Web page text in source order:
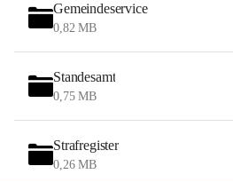
Gemeindeservice
0,82 MB
Standesamt
0,75 MB
Strafregister
0,26 MB